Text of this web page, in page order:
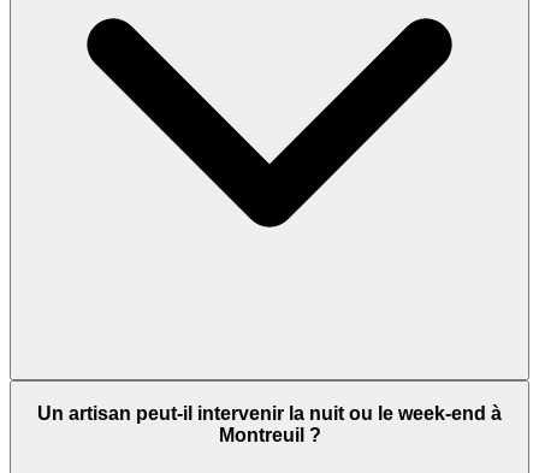
Un artisan peut-il intervenir la nuit ou le week-end à
Montreuil ?